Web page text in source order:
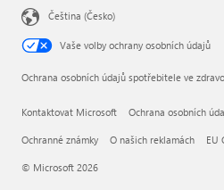
Čeština (Česko)
Vaše volby ochrany osobních údajů
Ochrana osobních údajů spotřebitele ve
Kontaktovat Microsoft Ochrana osobních
Ochranné známky O našich reklamách EU
© Microsoft 2026